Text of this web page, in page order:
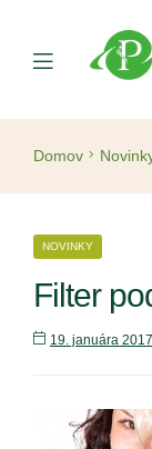
Domov
NOVINKY
Filter
19. januára 2017